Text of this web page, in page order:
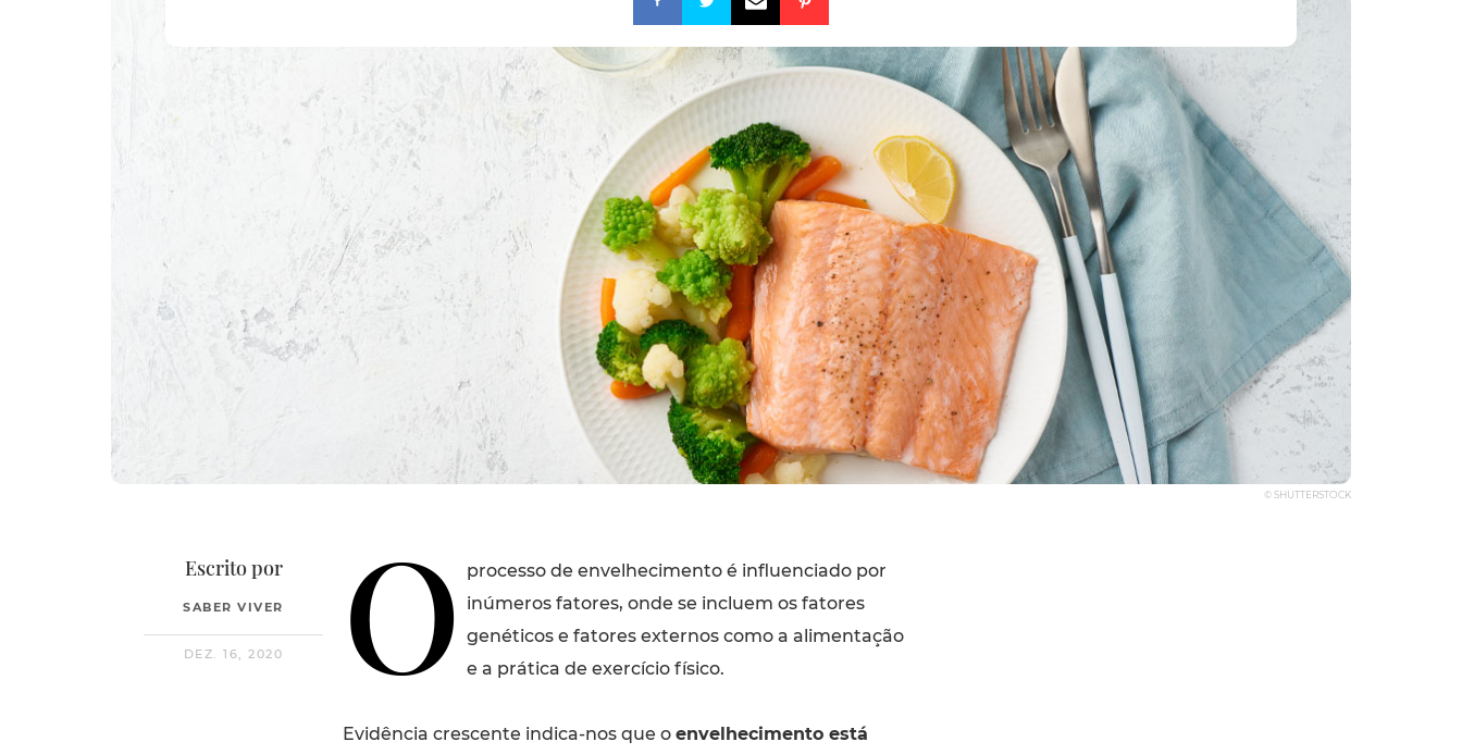
© SHUTTERSTOCK
Escrito por
SABER VIVER
DEZ. 16, 2020 O
processo de envelhecimento é influenciado por
inúmeros fatores, onde se incluem os fatores
genéticos e fatores externos como a alimentação
e a prática de exercício físico.
Evidência crescente indica-nos que o envelhecimento está